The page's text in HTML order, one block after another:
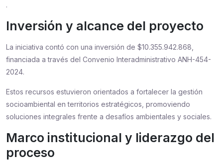
.
Inversión y alcance del proyecto
La iniciativa contó con una inversión de $10.355.942.868,
financiada a través del Convenio Interadministrativo ANH-454-
2024.
Estos recursos estuvieron orientados a fortalecer la gestión
socioambiental en territorios estratégicos, promoviendo
soluciones integrales frente a desafíos ambientales y sociales.
Marco institucional y liderazgo del
proceso